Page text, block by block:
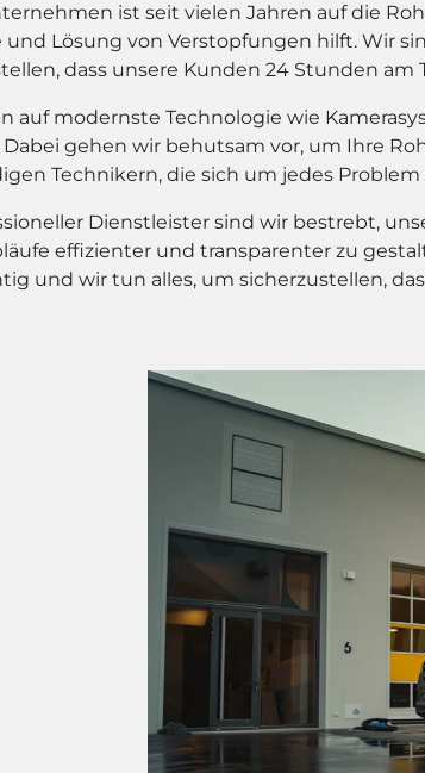
ist seit vielen Jahren auf die
und Lösung von Verstopfungen hilft. Wir
dass unsere Kunden 24 Stunden
auf modernste Technologie wie
gehen wir behutsam vor, um Ihre
Technikern, die sich um jedes
Dienstleister sind wir bestrebt,
effizienter und transparenter zu
und wir tun alles, um sicherzustellen,